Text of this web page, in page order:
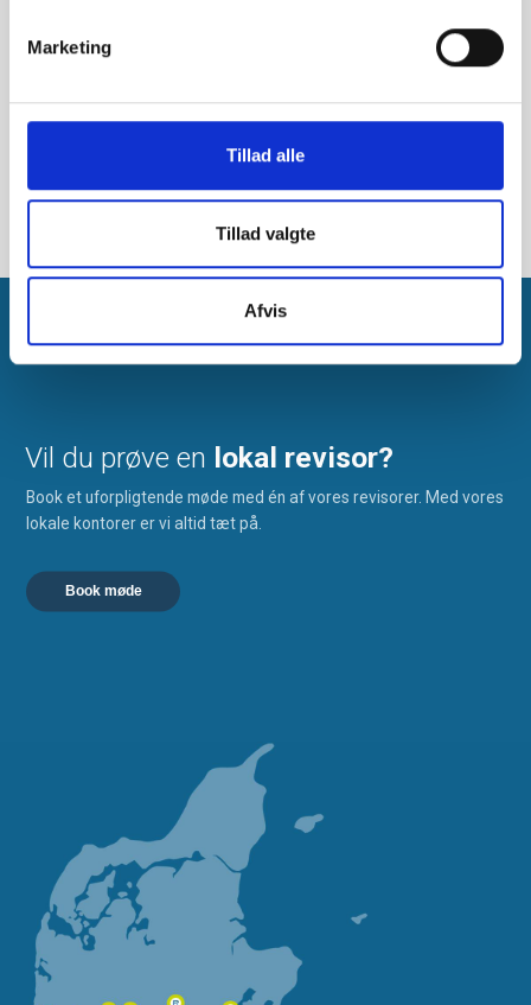
Marketing
Tillad alle
Tillad valgte
Afvis
Vil du prøve en lokal revisor?
Book et uforpligtende møde med én af vores revisorer. Med vores
lokale kontorer er vi altid tæt på.
Book møde